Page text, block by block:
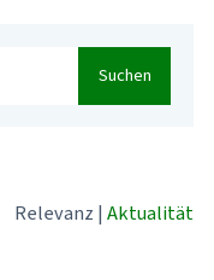
Suchen
Relevanz | Aktualität